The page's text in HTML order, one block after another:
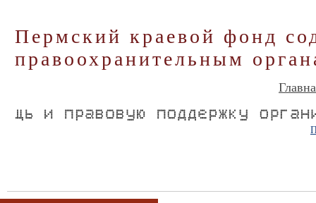
Пермский краевой фонд
правоохранительным